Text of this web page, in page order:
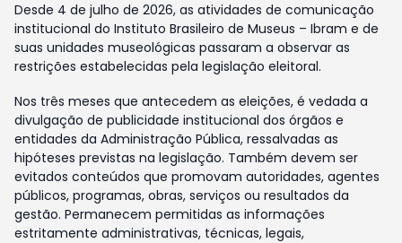
Desde 4 de julho de 2026, as atividades de comunicação
institucional do Instituto Brasileiro de Museus – Ibram e de
suas unidades museológicas passaram a observar as
restrições estabelecidas pela legislação eleitoral.
Nos três meses que antecedem as eleições, é vedada a
divulgação de publicidade institucional dos órgãos e
entidades da Administração Pública, ressalvadas as
hipóteses previstas na legislação. Também devem ser
evitados conteúdos que promovam autoridades, agentes
públicos, programas, obras, serviços ou resultados da
gestão. Permanecem permitidas as informações
estritamente administrativas, técnicas, legais,